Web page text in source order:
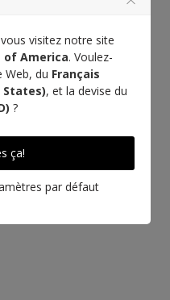
vous à
l'Atelier
visitez notre site
of America. Voulez-
Web, du Français
States), et la devise du
?
ça!
par défaut